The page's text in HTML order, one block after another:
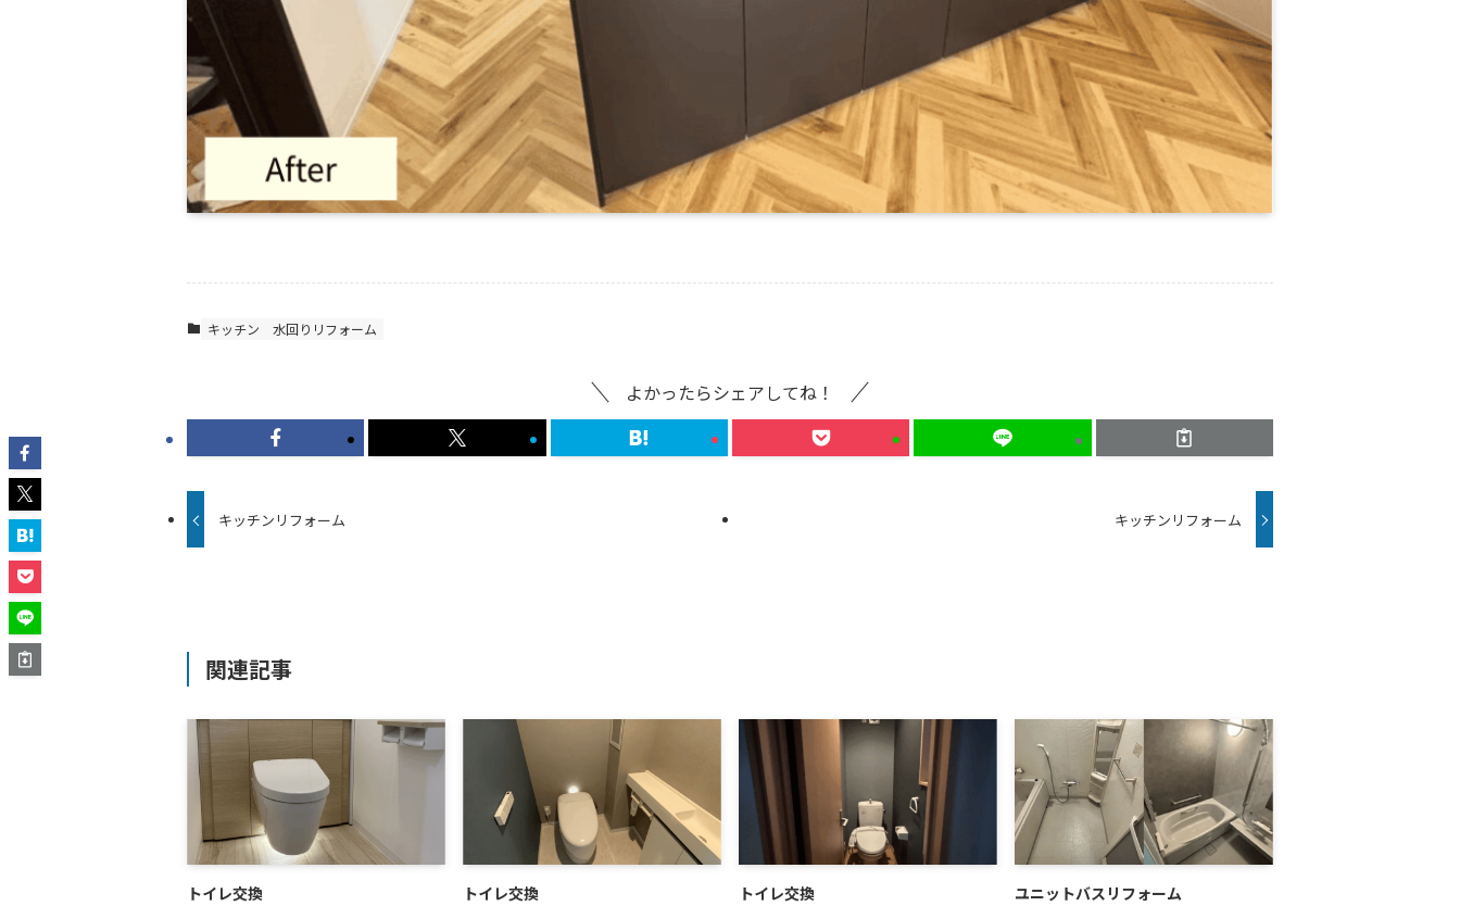
キッチン 水回りリフォーム
よかったらシェアしてね！
キッチンリフォーム キッチンリフォーム
関連記事
トイレ交換 トイレ交換 トイレ交換 ユニットバスリフォーム